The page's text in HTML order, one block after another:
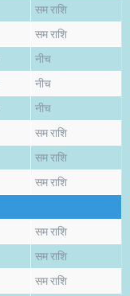
सम राशि
सम राशि
नीच
नीच
नीच
सम राशि
सम राशि
सम राशि
सम राशि
सम राशि
सम राशि